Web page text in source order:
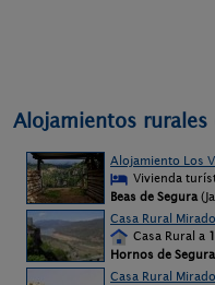
Alojamientos rurales
Alojamiento Los
Vivienda
Beas de Segura
Casa Rural
Casa Rural a
Hornos de Segura
Casa Rural